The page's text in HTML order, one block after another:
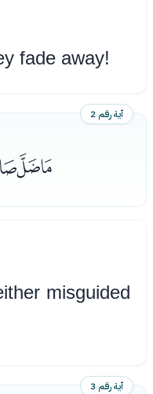
fade away!
آية رقم 2
misguided
آية رقم 3